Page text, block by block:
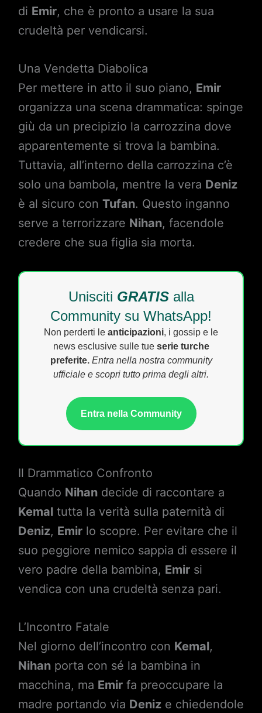
di Emir, che è pronto a usare la sua
crudeltà per vendicarsi.
Una Vendetta Diabolica
Per mettere in atto il suo piano, Emir
organizza una scena drammatica: spinge
giù da un precipizio la carrozzina dove
apparentemente si trova la bambina.
Tuttavia, all’interno della carrozzina c’è
solo una bambola, mentre la vera Deniz
è al sicuro con Tufan. Questo inganno
serve a terrorizzare Nihan, facendole
credere che sua figlia sia morta.
Unisciti GRATISalla
Community su WhatsApp!
Non perderti le anticipazioni, i gossip e le
news esclusive sulle tue serie turche
preferite. Entra nella nostra community
ufficiale e scopri tutto prima degli altri.
Entra nella Community
Il Drammatico Confronto
Quando Nihandecide di raccontare a
Kemaltutta la verità sulla paternità di
Deniz, Emirlo scopre. Per evitare che il
suo peggiore nemico sappia di essere il
vero padre della bambina, Emirsi
vendica con una crudeltà senza pari.
L’Incontro Fatale
Nel giorno dell’incontro con Kemal,
Nihanporta con sé la bambina in
macchina, ma Emirfa preoccupare la
madre portando via Denize chiedendole